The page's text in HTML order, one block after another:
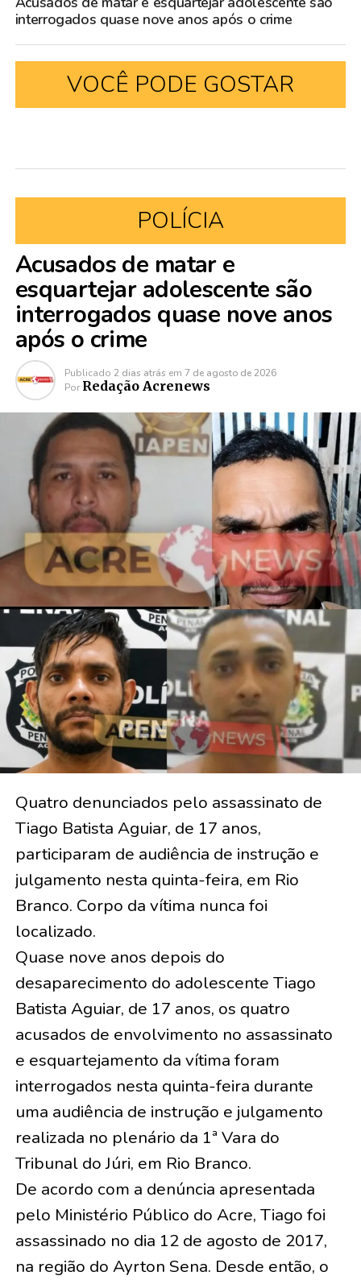
interrogados quase nove anos após o crime
VOCÊ PODE GOSTAR
POLÍCIA
Acusados de matar e
esquartejar adolescente são
interrogados quase nove anos
após o crime
Publicado 2 dias atrás em 7 de agosto de 2026
Por Redação Acrenews
Quatro denunciados pelo assassinato de
Tiago Batista Aguiar, de 17 anos,
participaram de audiência de instrução e
julgamento nesta quinta-feira, em Rio
Branco. Corpo da vítima nunca foi
localizado.
Quase nove anos depois do
desaparecimento do adolescente Tiago
Batista Aguiar, de 17 anos, os quatro
acusados de envolvimento no assassinato
e esquartejamento da vítima foram
interrogados nesta quinta-feira durante
uma audiência de instrução e julgamento
realizada no plenário da 1ª Vara do
Tribunal do Júri, em Rio Branco.
De acordo com a denúncia apresentada
pelo Ministério Público do Acre, Tiago foi
assassinado no dia 12 de agosto de 2017,
na região do Ayrton Sena. Desde então, o